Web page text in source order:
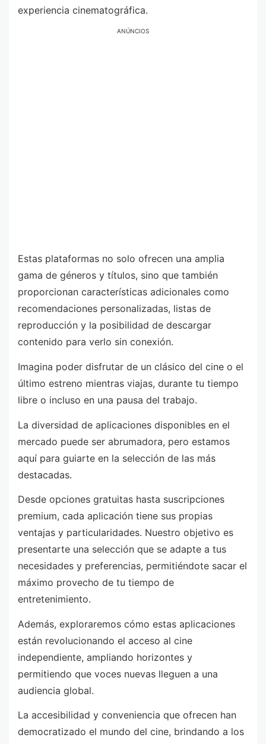
experiencia cinematográfica.
ANÚNCIOS
Estas plataformas no solo ofrecen una amplia
gama de géneros y títulos, sino que también
proporcionan características adicionales como
recomendaciones personalizadas, listas de
reproducción y la posibilidad de descargar
contenido para verlo sin conexión.
Imagina poder disfrutar de un clásico del cine o el
último estreno mientras viajas, durante tu tiempo
libre o incluso en una pausa del trabajo.
La diversidad de aplicaciones disponibles en el
mercado puede ser abrumadora, pero estamos
aquí para guiarte en la selección de las más
destacadas.
Desde opciones gratuitas hasta suscripciones
premium, cada aplicación tiene sus propias
ventajas y particularidades. Nuestro objetivo es
presentarte una selección que se adapte a tus
necesidades y preferencias, permitiéndote sacar el
máximo provecho de tu tiempo de
entretenimiento.
Además, exploraremos cómo estas aplicaciones
están revolucionando el acceso al cine
independiente, ampliando horizontes y
permitiendo que voces nuevas lleguen a una
audiencia global.
La accesibilidad y conveniencia que ofrecen han
democratizado el mundo del cine, brindando a los